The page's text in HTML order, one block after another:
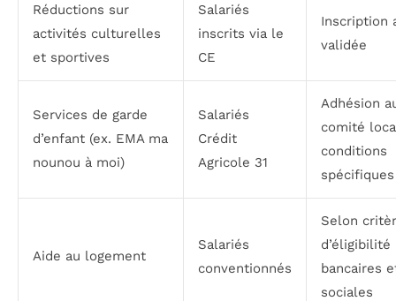
Réductions sur
activités culturelles
et sportives
Salariés
inscrits via le
CE
Inscription
validée
Services de garde
d’enfant (ex. EMA ma
nounou à moi)
Salariés
Crédit
Agricole 31
Adhésion
comité
conditions
spécifiques
Aide au logement
Salariés
conventionnés
Selon
d’éligibilité
bancaires
sociales